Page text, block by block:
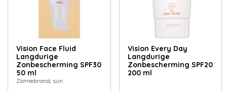
Vision Face Fluid
Langdurige
Zonbescherming SPF30
50 ml
Zonnebrand, sun
Vision Every Day
Langdurige
Zonbescherming SPF20
200 ml